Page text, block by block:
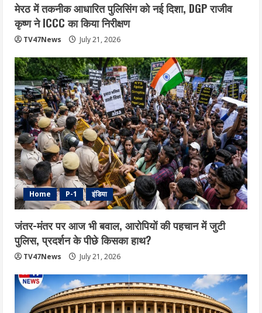
मेरठ में तकनीक आधारित पुलिसिंग को नई दिशा, DGP राजीव
कृष्ण ने ICCC का किया निरीक्षण
TV47News July 21, 2026
Home P-1 इंडिया
जंतर-मंतर पर आज भी बवाल, आरोपियों की पहचान में जुटी
पुलिस, प्रदर्शन के पीछे किसका हाथ?
TV47News July 21, 2026